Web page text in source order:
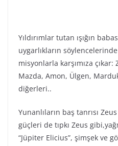
Yıldırımlar tutan ışığın
uygarlıkların
misyonlarla karşımıza
Mazda, Amon, Ülgen,
diğerleri..
Yunanlıların baş tanrısı
güçleri de tıpkı Zeus
“Jüpiter Elicius”, şimşek ve